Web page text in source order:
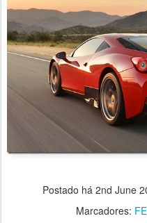
Postado há 2nd June
Marcadores: